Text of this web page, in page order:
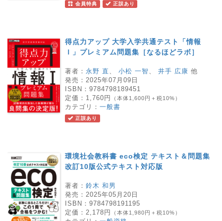
会員特典 正誤あり
得点力アップ 大学入学共通テスト「情報
Ｉ」プレミアム問題集［なるほどラボ］
著者： 永野 直 小松 一智 井手 広康 他
発売： 2025年07月09日
ISBN： 9784798189451
定価： 1,760円 （本体1,600円＋税10%）
カテゴリ： 一般書
正誤あり
環境社会教科書 eco検定 テキスト＆問題集
改訂10版公式テキスト対応版
著者： 鈴木 和男
発売： 2025年05月20日
ISBN： 9784798191195
定価： 2,178円 （本体1,980円＋税10%）